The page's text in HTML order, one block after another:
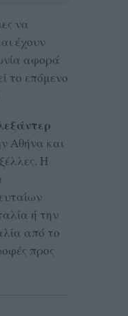
να
έχουν
αφορά
το επόμενο
Αθήνα και
Η
ή την
από το
προς